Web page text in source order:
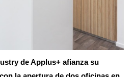
de Applus+ afianza su